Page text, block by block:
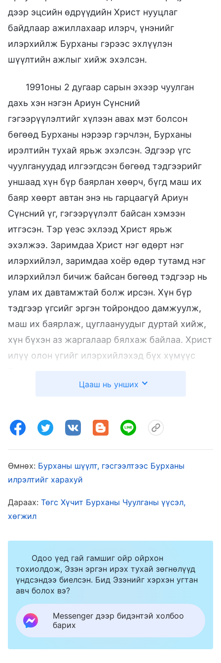
дээр эцсийн өдрүүдийн Христ нууцлаг
байдлаар ажиллахаар илэрч, үнэнийг
илэрхийлж Бурханы гэрээс эхлүүлэн
шүүлтийн ажлыг хийж эхэлсэн.
1991оны 2 дугаар сарын эхээр чуулган
дахь хэн нэгэн Ариун Сүнсний
гэгээрүүлэлтийг хүлээн авах мэт болсон
бөгөөд Бурханы нэрээр гэрчлэн, Бурханы
ирэлтийн тухай ярьж эхэлсэн. Эдгээр үгс
чуулгануудад илгээгдсэн бөгөөд тэдгээрийг
уншаад хүн бүр баярлан хөөрч, бүгд маш их
баяр хөөрт автан энэ нь гарцаагүй Ариун
Сүнсний үг, гэгээрүүлэлт байсан хэмээн
итгэсэн. Тэр үеэс эхлээд Христ ярьж
эхэлжээ. Заримдаа Христ нэг өдөрт нэг
илэрхийлэл, заримдаа хоёр өдөр тутамд нэг
илэрхийлэл бичиж байсан бөгөөд тэдгээр нь
улам их давтамжтай болж ирсэн. Хүн бүр
тэдгээр үгсийг эргэн тойрондоо дамжуулж,
маш их баярлаж, цуглаануудыг дуртай хийж,
хүн бүхэн аз жаргалаар бялхаж байлаа. Христ
илүү олон үгийг илэрхийлэхэд бүх хүмүүс
зүрх сэтгэл нь Бурханы үгсээс бүрэн зуурч
одоогийн үгсийг албан ёсоор таашаан дурлаж
эхэлсэн. Тэр үед Бурхан бие махбодтой
болсныг, энэ нь Христийн илрэлт байсныг
хүмүүс хараахан ухаарч ойлгоогүй байв. Tэд
Христийн илэрхийлсэн зүйлсэд ердийн хүний
хүлээж авсан Ариун Сүнсний гэгээрүүлэлт
маягаар л хандаж байсан. Учир нь Христ
болсон талаар албан ёсны гэрчлэл хийгээгүй.
Бие махбодтой болох гэж юу болохыг хэн ч
ойлгоогүй байсан ба эдгээр үгс нь Ариун
Сүнсний гэгээрүүлэлт болохыг л зөвхөн
мэдэж байв. Тийм учраас Христэд ердийн
хүний адил хандсан хэвээр байлаа. Христийн
хэлсэн үг оргилдоо хүрсэн үед л зөвхөн
Цааш нь унших
Өмнөх: Бурханы шүүлт, гэсгээлтээс Бурханы
илрэлтийг харахуй
Дараах: Төгс Хүчит Бурханы Чуулганы үүсэл,
хөгжил
Одоо үед гай гамшиг ойр ойрхон
тохиолдож, Эзэн эргэн ирэх тухай зөгнөлүүд
үндсэндээ биелсэн. Бид Эзэнийг хэрхэн угтан
авч болох вэ?
Messenger дээр бидэнтэй холбоо
барих